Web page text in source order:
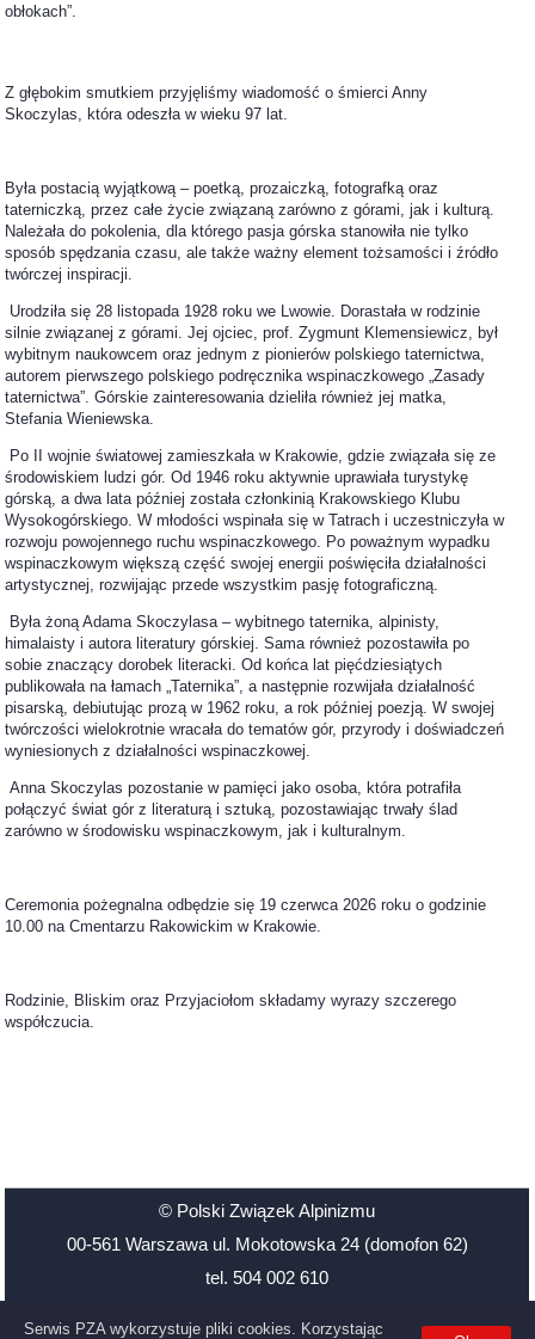
obłokach”.
Z głębokim smutkiem przyjęliśmy wiadomość o śmierci Anny
Skoczylas, która odeszła w wieku 97 lat.
Była postacią wyjątkową – poetką, prozaiczką, fotografką oraz
taterniczką, przez całe życie związaną zarówno z górami, jak i kulturą.
Należała do pokolenia, dla którego pasja górska stanowiła nie tylko
sposób spędzania czasu, ale także ważny element tożsamości i źródło
twórczej inspiracji.
Urodziła się 28 listopada 1928 roku we Lwowie. Dorastała w rodzinie
silnie związanej z górami. Jej ojciec, prof. Zygmunt Klemensiewicz, był
wybitnym naukowcem oraz jednym z pionierów polskiego taternictwa,
autorem pierwszego polskiego podręcznika wspinaczkowego „Zasady
taternictwa”. Górskie zainteresowania dzieliła również jej matka,
Stefania Wieniewska.
Po II wojnie światowej zamieszkała w Krakowie, gdzie związała się ze
środowiskiem ludzi gór. Od 1946 roku aktywnie uprawiała turystykę
górską, a dwa lata później została członkinią Krakowskiego Klubu
Wysokogórskiego. W młodości wspinała się w Tatrach i uczestniczyła w
rozwoju powojennego ruchu wspinaczkowego. Po poważnym wypadku
wspinaczkowym większą część swojej energii poświęciła działalności
artystycznej, rozwijając przede wszystkim pasję fotograficzną.
Była żoną Adama Skoczylasa – wybitnego taternika, alpinisty,
himalaisty i autora literatury górskiej. Sama również pozostawiła po
sobie znaczący dorobek literacki. Od końca lat pięćdziesiątych
publikowała na łamach „Taternika”, a następnie rozwijała działalność
pisarską, debiutując prozą w 1962 roku, a rok później poezją. W swojej
twórczości wielokrotnie wracała do tematów gór, przyrody i doświadczeń
wyniesionych z działalności wspinaczkowej.
Anna Skoczylas pozostanie w pamięci jako osoba, która potrafiła
połączyć świat gór z literaturą i sztuką, pozostawiając trwały ślad
zarówno w środowisku wspinaczkowym, jak i kulturalnym.
Ceremonia pożegnalna odbędzie się 19 czerwca 2026 roku o godzinie
10.00 na Cmentarzu Rakowickim w Krakowie.
Rodzinie, Bliskim oraz Przyjaciołom składamy wyrazy szczerego
współczucia.
© Polski Związek Alpinizmu
00-561 Warszawa ul. Mokotowska 24 (domofon 62)
tel. 504 002 610
Serwis PZA wykorzystuje pliki cookies. Korzystając